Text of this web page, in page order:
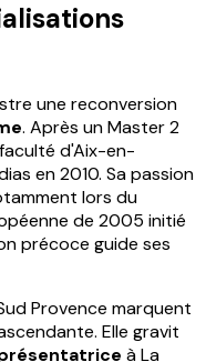
une reconversion
. Après un Master 2
d'Aix-en-
en 2010. Sa passion
lors du
de 2005 initié
précoce guide ses
Provence marquent
Elle gravit
à La